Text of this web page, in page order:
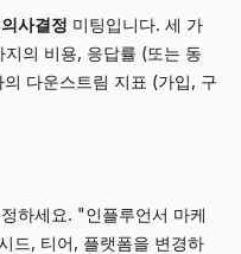
의사결정 미팅입니다. 세 가
의 비용, 응답률 (또는 동
다운스트림 지표 (가입, 구
하세요. "인플루언서 마케
드, 티어, 플랫폼을 변경하